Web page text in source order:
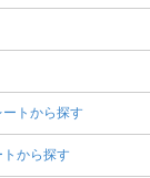
トから探す
から探す